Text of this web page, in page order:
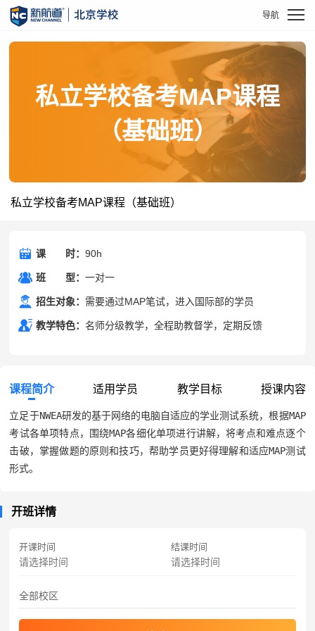
私立学校备考MAP课程
（基础班）
私立学校备考MAP课程（基础班）
课 时：90h
班 班型型：一对一
招生对象： 需要通过MAP笔试，进入国际部的学员
教学特色： 名师分级教学，全程助教督学，定期反馈
课程简介 适用学员 教学目标 授课内容
立足于NWEA研发的基于网络的电脑自适应的学业测试系统，根据MAP
考试各单项特点，围绕MAP各细化单项进行讲解，将考点和难点逐个
击破，掌握做题的原则和技巧，帮助学员更好得理解和适应MAP测试
形式。
开班详情
开课时间 结课时间